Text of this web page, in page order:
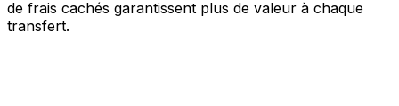
de frais cachés garantissent plus de valeur à chaque
transfert.